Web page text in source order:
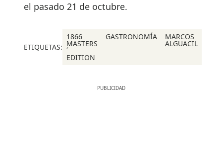
el pasado 21 de octubre.
ETIQUETAS:
1866
MASTERS
´
EDITION
GASTRONOMÍA MARCOS
ALGUACIL